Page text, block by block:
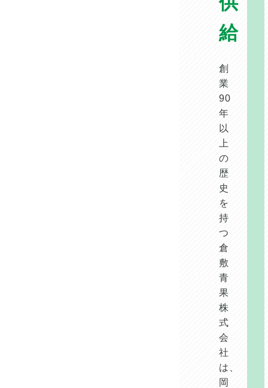
給
創
業
90
年
以
上
の
歴
史
を
持
つ
倉
敷
青
果
株
式
会
社
は、
岡